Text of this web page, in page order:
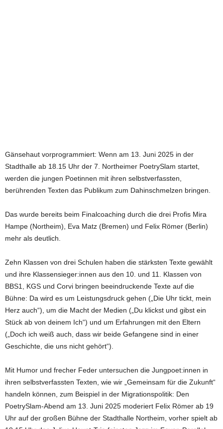
Gänsehaut vorprogrammiert: Wenn am 13. Juni 2025 in der
Stadthalle ab 18.15 Uhr der 7. Northeimer PoetrySlam startet,
werden die jungen Poetinnen mit ihren selbstverfassten,
berührenden Texten das Publikum zum Dahinschmelzen bringen.
Das wurde bereits beim Finalcoaching durch die drei Profis Mira
Hampe (Northeim), Eva Matz (Bremen) und Felix Römer (Berlin)
mehr als deutlich.
Zehn Klassen von drei Schulen haben die stärksten Texte gewählt
und ihre Klassensieger:innen aus den 10. und 11. Klassen von
BBS1, KGS und Corvi bringen beeindruckende Texte auf die
Bühne: Da wird es um Leistungsdruck gehen („Die Uhr tickt, mein
Herz auch“), um die Macht der Medien („Du klickst und gibst ein
Stück ab von deinem Ich“) und um Erfahrungen mit den Eltern
(„Doch ich weiß auch, dass wir beide Gefangene sind in einer
Geschichte, die uns nicht gehört“).
Mit Humor und frecher Feder untersuchen die Jungpoet:innen in
ihren selbstverfassten Texten, wie wir „Gemeinsam für die Zukunft“
handeln können, zum Beispiel in der Migrationspolitik: Den
PoetrySlam-Abend am 13. Juni 2025 moderiert Felix Römer ab 19
Uhr auf der großen Bühne der Stadthalle Northeim, vorher spielt ab